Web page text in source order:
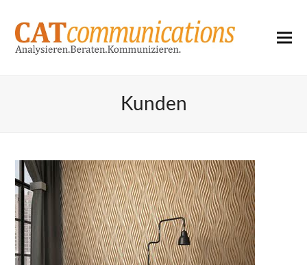
Kunden